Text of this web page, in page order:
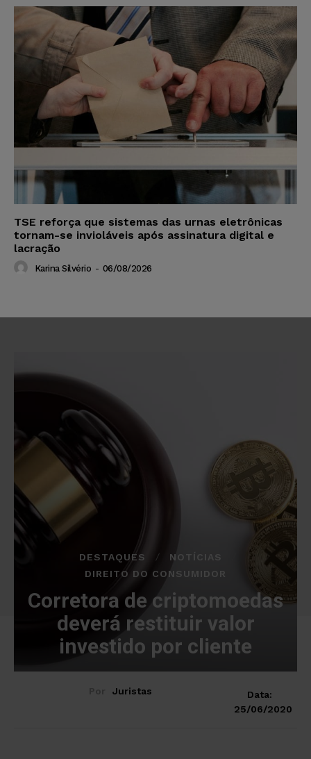
TSE reforça que sistemas das urnas eletrônicas
tornam-se invioláveis após assinatura digital e
lacração
Karina Silvério - 06/08/2026